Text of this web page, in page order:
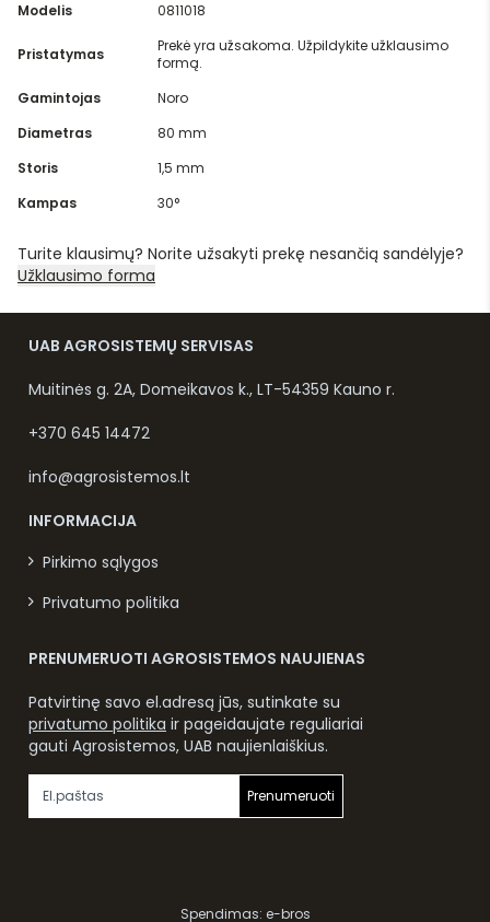
Modelis 0811018
Pristatymas
Prekė yra užsakoma. Užpildykite užklausimo
formą.
Gamintojas
Noro
Diametras
80 mm
Storis
1,5 mm
Kampas
30°
Turite klausimų? Norite užsakyti prekę nesančią sandėlyje?
Užklausimo forma
UAB AGROSISTEMŲ SERVISAS
Muitinės g. 2A, Domeikavos k., LT-54359 Kauno r.
+370 645 14472
info@agrosistemos.lt
INFORMACIJA
Pirkimo sąlygos
Privatumo politika
PRENUMERUOTI AGROSISTEMOS NAUJIENAS
Patvirtinę savo el.adresą jūs, sutinkate su
privatumo politika ir pageidaujate reguliariai
gauti Agrosistemos, UAB naujienlaiškius.
Prenumeruoti
Spendimas: e-bros